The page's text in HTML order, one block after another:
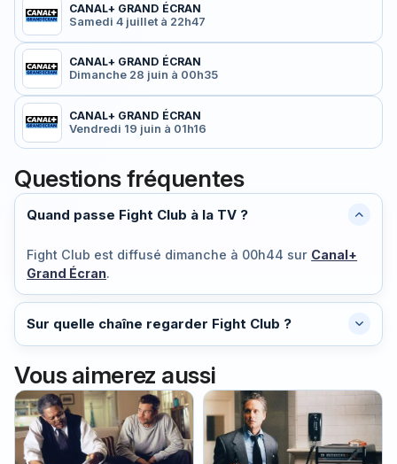
CANAL+ GRAND ÉCRAN
Samedi 4 juillet à 22h47
CANAL+ GRAND ÉCRAN
Dimanche 28 juin à 00h35
CANAL+ GRAND ÉCRAN
Vendredi 19 juin à 01h16
Questions fréquentes
Quand passe Fight Club à la TV ?
Fight Club est diffusé dimanche à 00h44 sur Canal+
Grand Écran.
Sur quelle chaîne regarder Fight Club ?
Vous aimerez aussi